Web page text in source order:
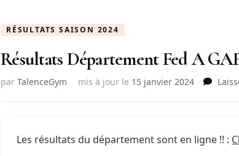
RÉSULTATS SAISON 2024
Résultats Département Fed A
par TalenceGym mis à jour le 15 janvier 2024
Les résultats du département sont en ligne !! :